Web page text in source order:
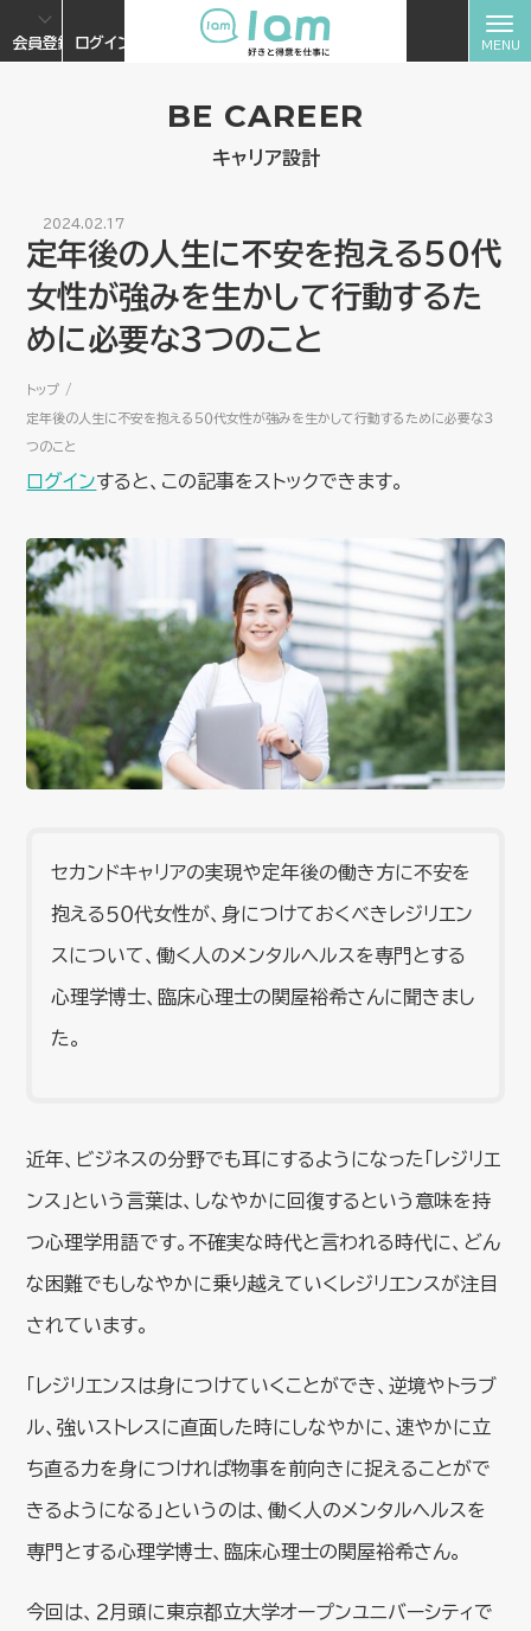
会員登録 ログイン
BE CAREER
キャリア設計
2024.02.17
定年後の人生に不安を抱える５０代
女性が強みを生かして行動するた
めに必要な３つのこと
トップ
定年後の人生に不安を抱える５０代女性が強みを生かして行動するために必要な３
つのこと
ログインすると、この記事をストックできます。
セカンドキャリアの実現や定年後の働き方に不安を
抱える５０代女性が、身につけておくべきレジリエン
スについて、働く人のメンタルヘルスを専門とする
心理学博士、臨床心理士の関屋裕希さんに聞きまし
た。
近年、ビジネスの分野でも耳にするようになった「レジリエ
ンス」という言葉は、しなやかに回復するという意味を持
つ心理学用語です。不確実な時代と言われる時代に、どん
な困難でもしなやかに乗り越えていくレジリエンスが注目
されています。
「レジリエンスは身につけていくことができ、逆境やトラブ
ル、強いストレスに直面した時にしなやかに、速やかに立
ち直る力を身につければ物事を前向きに捉えることがで
きるようになる」というのは、働く人のメンタルヘルスを
専門とする心理学博士、臨床心理士の関屋裕希さん。
今回は、２月頭に東京都立大学オープンユニバーシティで